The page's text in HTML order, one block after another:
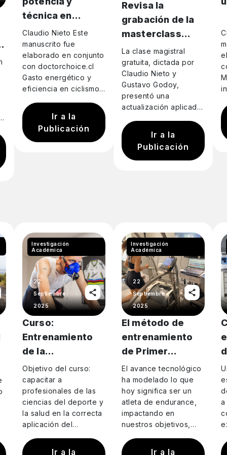
técnica en
ciclismo indoor
Claudio Nieto Este
manuscrito fue
elaborado en conjunto
con doctorchoice.cl
Gasto energético y
eficiencia en ciclismo
dejado de ser una
simple alternativa al
entrenamiento en ruta
para…
Ir a la
Publicación
Revisa la
grabación de la
masterclass
sobre recientes
publicaciones en
trail y triatlón
La clase magistral
gratuita, dictada por
Claudio Nieto y
Gustavo Godoy,
presentó una
actualización aplicada
en estas disciplinas,
integrando evidencia
científica y
experiencia práctica
Ir a la
Publicación
Investigación
Académica
22
Septiembre
2025
Curso:
Entrenamiento
de la
Musculatura
Respiratoria en
Deportistas de
“Endurance”
Objetivo del curso:
capacitar a
profesionales de las
ciencias del deporte y
la salud en la correcta
aplicación del
musculatura
Ir a la
Investigación
Académica
22
Septiembre
2025
El método de
entrenamiento
de Primer
Umbral: el atleta
desde una
mirada integral
El avance tecnológico
ha modelado lo que
hoy significa ser un
atleta de endurance,
impactando en
nuestros objetivos,
en nuestro lenguaje.
Ir a la
a